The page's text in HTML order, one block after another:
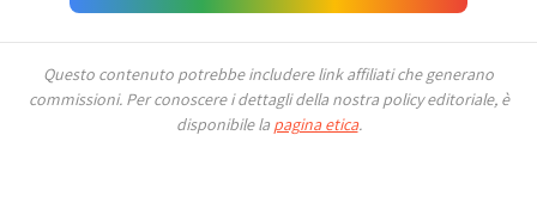
Questo contenuto potrebbe includere link affiliati che generano
commissioni. Per conoscere i dettagli della nostra policy editoriale, è
disponibile la pagina etica.